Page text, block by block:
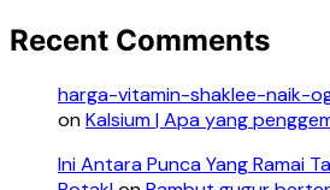
Recent Comments
harga-vitamin-shaklee-naik-
onKalsium | Apa yang
Ini Antara Punca Yang Ramai